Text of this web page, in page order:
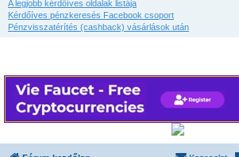
A legjobb kérdőíves oldalak listája
Kérdőíves pénzkeresés Facebook csoport
Pénzvisszatérítés (cashback) vásárlások után